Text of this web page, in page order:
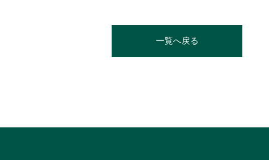
一覧へ戻る